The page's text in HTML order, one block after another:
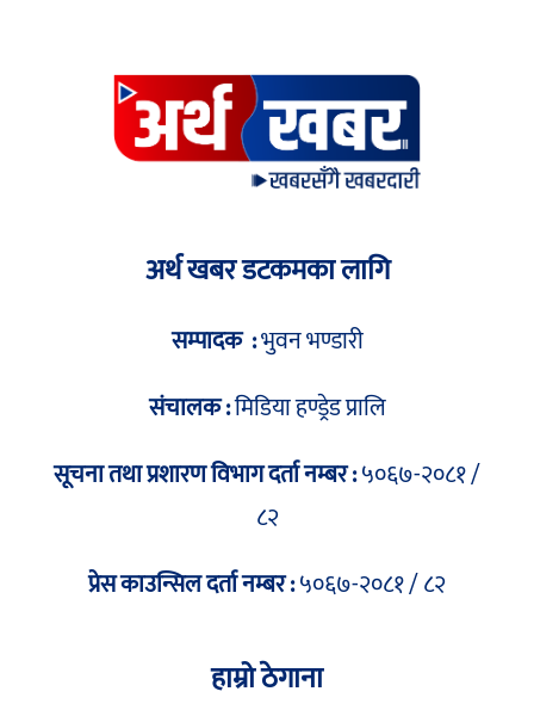
अर्थ खबर डटकमका लागि
सम्पादक :भुवन भण्डारी
संचालक :मिडिया हण्ड्रेड प्रालि
सूचना तथा प्रशारण विभाग दर्ता नम्बर :५०६७-२०८१ /
८२
प्रेस काउन्सिल दर्ता नम्बर :५०६७-२०८१ / ८२
हाम्रो ठेगाना